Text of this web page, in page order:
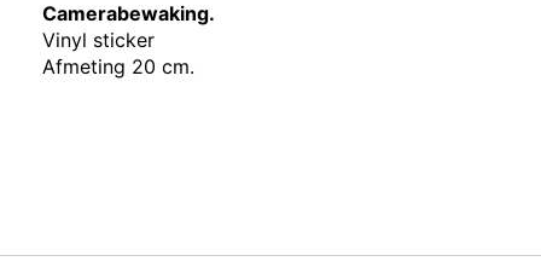
Camerabewaking.
Vinyl sticker
Afmeting 20 cm.